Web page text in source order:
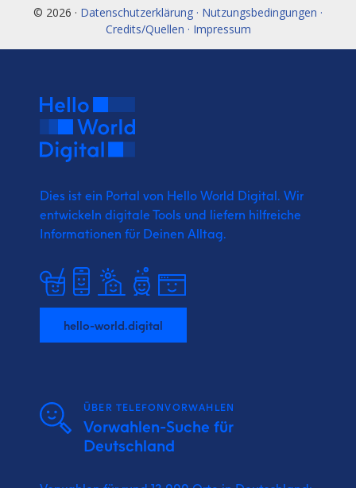
© 2026 · Datenschutzerklärung · Nutzungsbedingungen ·
Credits/Quellen · Impressum
Dies ist ein Portal von Hello World Digital. Wir
entwickeln digitale Tools und liefern hilfreiche
Informationen für Deinen Alltag.
hello-world.digital
ÜBER TELEFONVORWAHLEN
Vorwahlen-Suche für
Deutschland